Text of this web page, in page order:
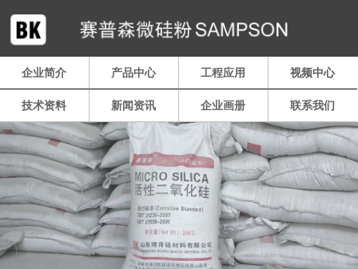
企业简介 产品中心 工程应用 视频中心
技术资料 新闻资讯 企业画册 联系我们